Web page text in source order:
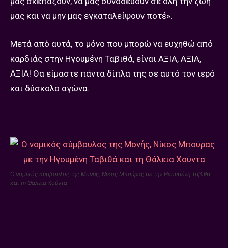
μας και να μην μας εγκαταλείψουν ποτέ».
Μετά από αυτά, το μόνο που μπορώ να ευχηθώ από
καρδιάς στην Ηγουμένη Ταβιθά, είναι ΑΞΙΑ, ΑΞΙΑ,
ΑΞΙΑ! Θα είμαστε πάντα δίπλα της σε αυτό τον ιερό
και δύσκολο αγώνα.
Ο νομικός σύμβουλος της Μονής, Νίκος Μπούρας με την Ηγουμένη Ταβιθά
και τη Θάλεια Χούντα